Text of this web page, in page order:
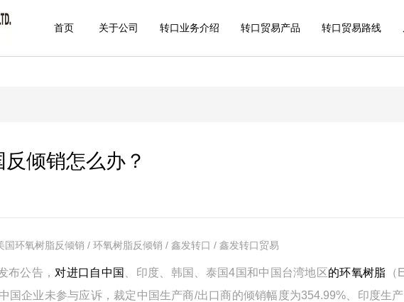
首页 关于公司 转口业务介绍 转口贸易产品 转口贸易路线
倾销怎么办？
环氧树脂反倾销 / 环氧树脂反倾销 / 鑫发转口 / 鑫发转口贸易
布公告， 对进口自中国 、印度、韩国、泰国4 国和中国台湾地区的环氧树脂 （
国企业未参与应诉， 裁定中国生产商/出口商的倾销幅度为354.99% 、印度生